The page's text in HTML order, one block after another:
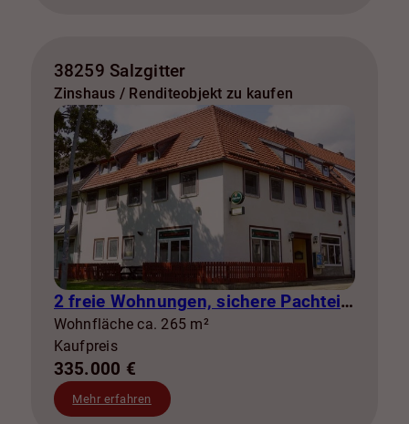
38259 Salzgitter
Zinshaus / Renditeobjekt zu kaufen
2 freie Wohnungen, sichere Pachteinnahmen & eigene Stromerzeugung
Wohnfläche ca. 265 m²
Kaufpreis
335.000 €
Mehr erfahren